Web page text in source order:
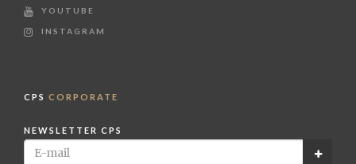
YOUTUBE
INSTAGRAM
CPS CORPORATE
NEWSLETTER CPS